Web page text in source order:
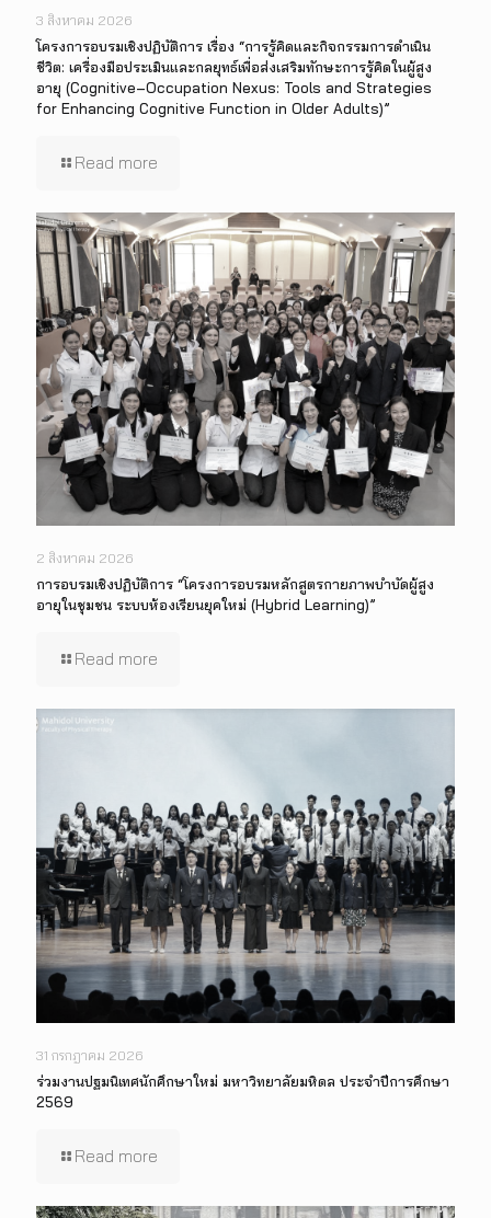
3 สิงหาคม 2026
โครงการอบรมเชิงปฏิบัติการ เรื่อง “การรู้คิดและกิจกรรมการดำเนิน
ชีวิต: เครื่องมือประเมินและกลยุทธ์เพื่อส่งเสริมทักษะการรู้คิดในผู้สูง
อายุ (Cognitive–Occupation Nexus: Tools and Strategies
for Enhancing Cognitive Function in Older Adults)”
Read more
2 สิงหาคม 2026
การอบรมเชิงปฏิบัติการ “โครงการอบรมหลักสูตรกายภาพบำบัดผู้สูง
อายุในชุมชน ระบบห้องเรียนยุคใหม่ (Hybrid Learning)”
Read more
31 กรกฎาคม 2026
ร่วมงานปฐมนิเทศนักศึกษาใหม่ มหาวิทยาลัยมหิดล ประจำปีการศึกษา
2569
Read more